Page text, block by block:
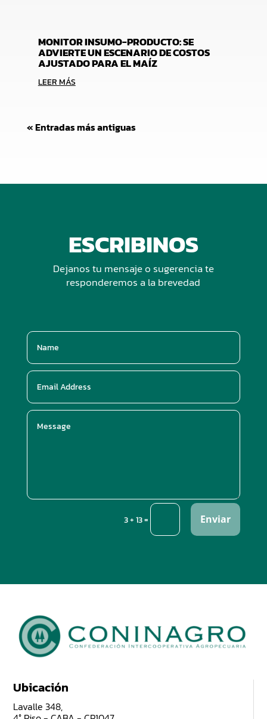
MONITOR INSUMO-PRODUCTO: SE
ADVIERTE UN ESCENARIO DE COSTOS
AJUSTADO PARA EL MAÍZ
LEER MÁS
« Entradas más antiguas
ESCRIBINOS
Dejanos tu mensaje o sugerencia te
responderemos a la brevedad
3 + 13= Enviar
Ubicación
Lavalle 348,